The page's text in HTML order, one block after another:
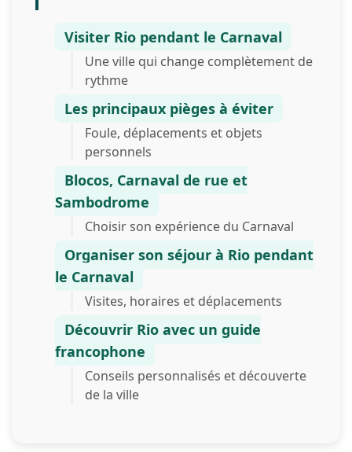
Visiter Rio pendant le Carnaval
Une ville qui change complètement de
rythme
Les principaux pièges à éviter
Foule, déplacements et objets
personnels
Blocos, Carnaval de rue et
Sambodrome
Choisir son expérience du Carnaval
Organiser son séjour à Rio pendant
le Carnaval
Visites, horaires et déplacements
Découvrir Rio avec un guide
francophone
Conseils personnalisés et découverte
de la ville